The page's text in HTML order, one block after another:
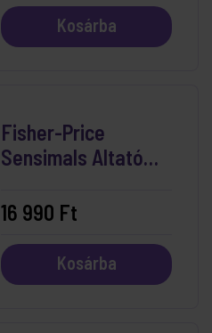
Kosárba
Fisher-Price
Sensimals Altató
16 990 Ft
Kosárba